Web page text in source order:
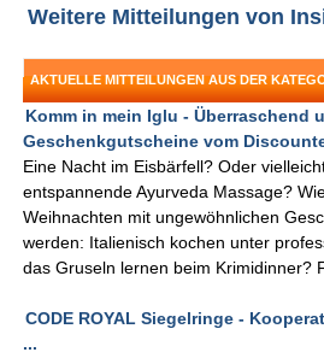
Weitere Mitteilungen von
AKTUELLE MITTEILUNGEN AUS DER
Komm in mein Iglu - Überraschend
Geschenkgutscheine vom
Eine Nacht im Eisbärfell? Oder
entspannende Ayurveda Massage?
Weihnachten mit ungewöhnlichen
werden: Italienisch kochen unter
das Gruseln lernen beim Krimidinner?
CODE ROYAL Siegelringe -
...